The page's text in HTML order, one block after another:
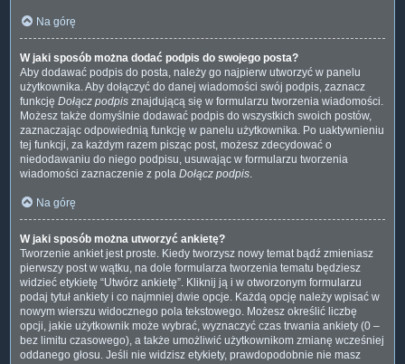
Na górę
W jaki sposób można dodać podpis do swojego posta?
Aby dodawać podpis do posta, należy go najpierw utworzyć w panelu
użytkownika. Aby dołączyć do danej wiadomości swój podpis, zaznacz
funkcję Dołącz podpis znajdującą się w formularzu tworzenia wiadomości.
Możesz także domyślnie dodawać podpis do wszystkich swoich postów,
zaznaczając odpowiednią funkcję w panelu użytkownika. Po uaktywnieniu
tej funkcji, za każdym razem pisząc post, możesz zdecydować o
niedodawaniu do niego podpisu, usuwając w formularzu tworzenia
wiadomości zaznaczenie z pola Dołącz podpis.
Na górę
W jaki sposób można utworzyć ankietę?
Tworzenie ankiet jest proste. Kiedy tworzysz nowy temat bądź zmieniasz
pierwszy post w wątku, na dole formularza tworzenia tematu będziesz
widzieć etykietę “Utwórz ankietę”. Kliknij ją i w otworzonym formularzu
podaj tytuł ankiety i co najmniej dwie opcje. Każdą opcję należy wpisać w
nowym wierszu widocznego pola tekstowego. Możesz określić liczbę
opcji, jakie użytkownik może wybrać, wyznaczyć czas trwania ankiety (0 –
bez limitu czasowego), a także umożliwić użytkownikom zmianę wcześniej
oddanego głosu. Jeśli nie widzisz etykiety, prawdopodobnie nie masz